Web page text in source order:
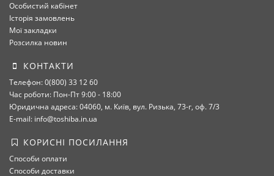
Особистий кабінет
Історія замовлень
Мої закладки
Розсилка новин
КОНТАКТИ
Телефон: 0(800) 33 12 60
Час роботи: Пон-Пт 9:00 - 18:00
Юридична адреса: 04060, м. Київ, вул. Ризька, 73-г, оф. 7/3
E-mail: info@toshiba.in.ua
КОРИСНІ ПОСИЛАННЯ
Способи оплати
Способи доставки